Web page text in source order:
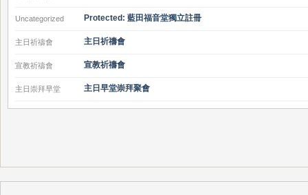
Uncategorized Protected: 藍田福音堂獨立註冊
主日祈禱會 主日祈禱會
宣教祈禱會 宣教祈禱會
主日崇拜早堂 主日早堂崇拜聚會